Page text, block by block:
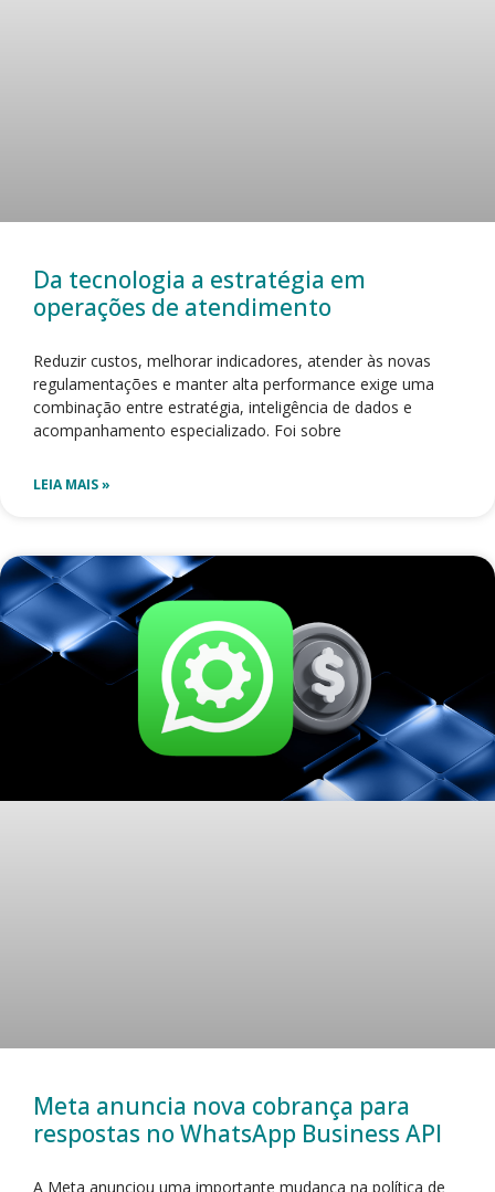
Da tecnologia a estratégia em
operações de atendimento
Reduzir custos, melhorar indicadores, atender às novas
regulamentações e manter alta performance exige uma
combinação entre estratégia, inteligência de dados e
acompanhamento especializado. Foi sobre
LEIA MAIS »
Meta anuncia nova cobrança para
respostas no WhatsApp Business API
A Meta anunciou uma importante mudança na política de